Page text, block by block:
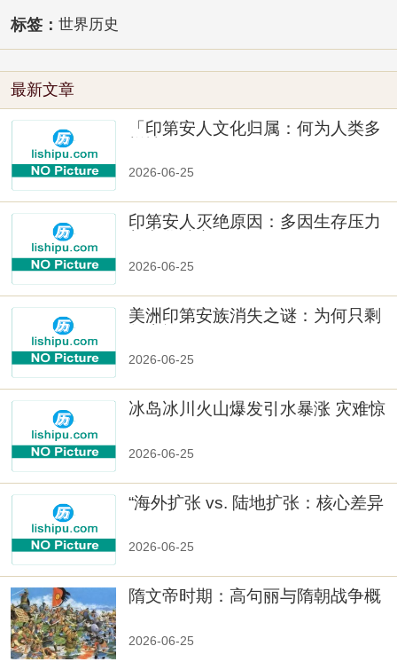
标签： 世界历史
最新文章
「印第安人文化归属：何为人类多
2026-06-25
印第安人灭绝原因：多因生存压力
2026-06-25
美洲印第安族消失之谜：为何只剩
2026-06-25
冰岛冰川火山爆发引水暴涨 灾难惊
2026-06-25
“海外扩张 vs. 陆地扩张：核心差异
2026-06-25
隋文帝时期：高句丽与隋朝战争概
2026-06-25